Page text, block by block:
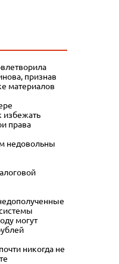
признав
материалов
избежать
права
недовольны
могут
никогда не